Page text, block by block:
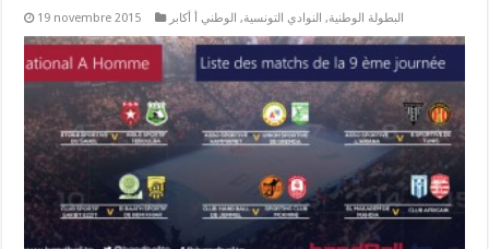
19 novembre 2015 البطولة الوطنية, النوادي التونسية, الوطني أ أكابر